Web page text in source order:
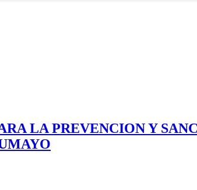
LA PREVENCION Y